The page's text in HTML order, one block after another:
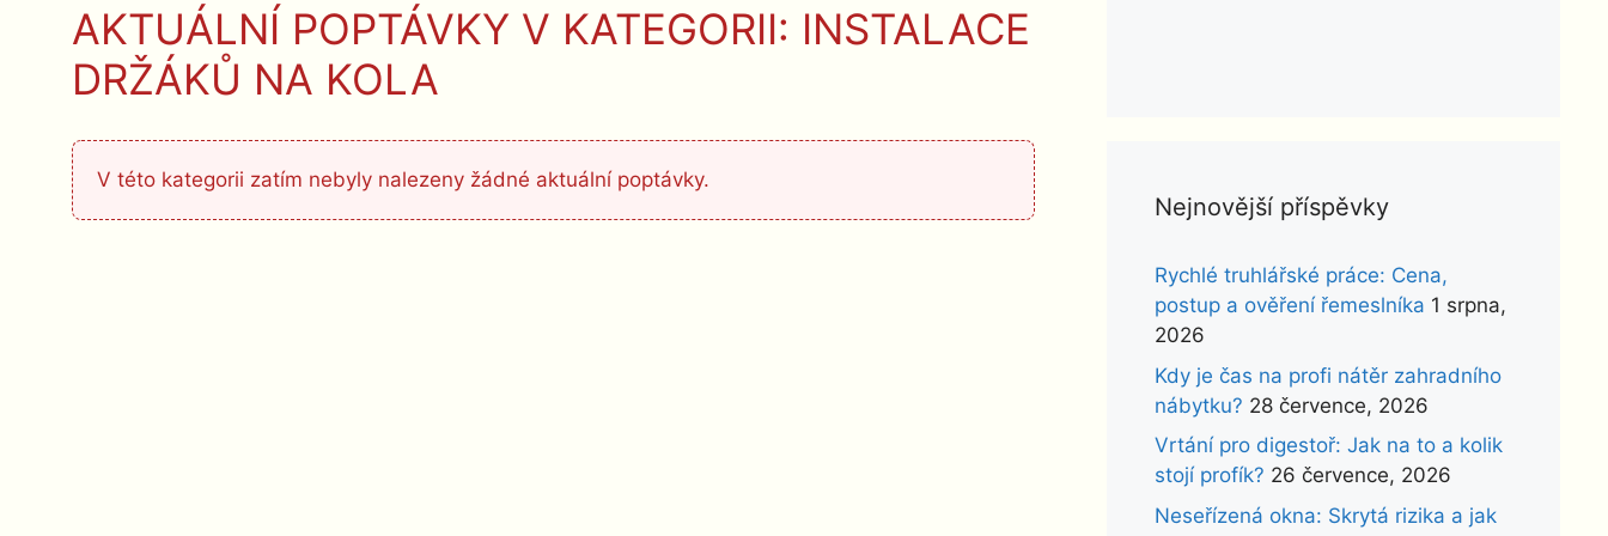
AKTUÁLNÍ POPTÁVKY V KATEGORII: INSTALACE
DRŽÁKŮ NA KOLA
V této kategorii zatím nebyly nalezeny žádné aktuální poptávky.
Nejnovější příspěvky
Rychlé truhlářské práce: Cena,
postup a ověření řemeslníka 1 srpna,
2026
Kdy je čas na profi nátěr zahradního
nábytku? 28 července, 2026
Vrtání pro digestoř: Jak na to a kolik
stojí profík? 26 července, 2026
Neseřízená okna: Skrytá rizika a jak